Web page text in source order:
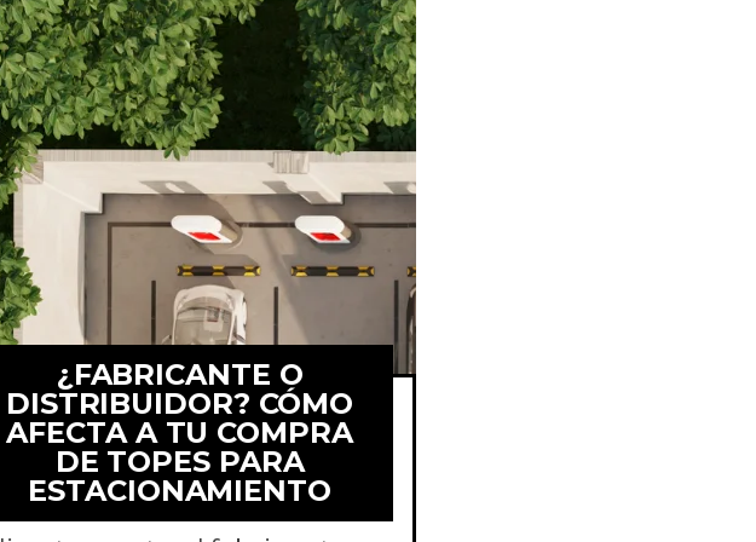
¿FABRICANTE O
DISTRIBUIDOR? CÓMO
AFECTA A TU COMPRA
DE TOPES PARA
ESTACIONAMIENTO
Comparamos comprar topes
para estacionamiento